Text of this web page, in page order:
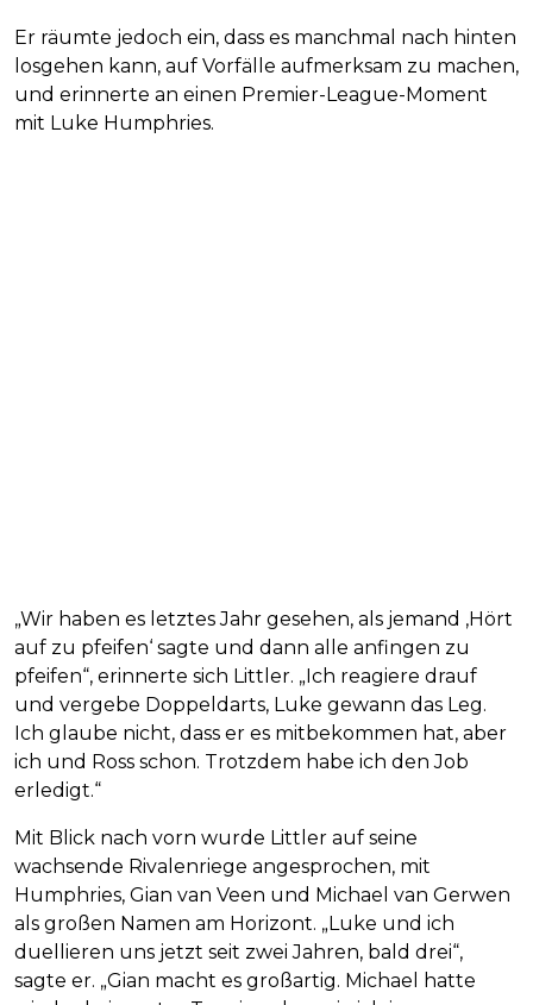
Er räumte jedoch ein, dass es manchmal nach hinten
losgehen kann, auf Vorfälle aufmerksam zu machen,
und erinnerte an einen Premier-League-Moment
mit Luke Humphries.
„Wir haben es letztes Jahr gesehen, als jemand ‚Hört
auf zu pfeifen‘ sagte und dann alle anfingen zu
pfeifen“, erinnerte sich Littler. „Ich reagiere drauf
und vergebe Doppeldarts, Luke gewann das Leg.
Ich glaube nicht, dass er es mitbekommen hat, aber
ich und Ross schon. Trotzdem habe ich den Job
erledigt.“
Mit Blick nach vorn wurde Littler auf seine
wachsende Rivalenriege angesprochen, mit
Humphries, Gian van Veen und Michael van Gerwen
als großen Namen am Horizont. „Luke und ich
duellieren uns jetzt seit zwei Jahren, bald drei“,
sagte er. „Gian macht es großartig. Michael hatte